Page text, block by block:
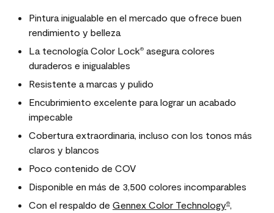
Pintura inigualable en el mercado que ofrece buen
rendimiento y belleza
La tecnología Color Lock® asegura colores
duraderos e inigualables
Resistente a marcas y pulido
Encubrimiento excelente para lograr un acabado
impecable
Cobertura extraordinaria, incluso con los tonos más
claros y blancos
Poco contenido de COV
Disponible en más de 3,500 colores incomparables
Con el respaldo de Gennex Color Technology®,